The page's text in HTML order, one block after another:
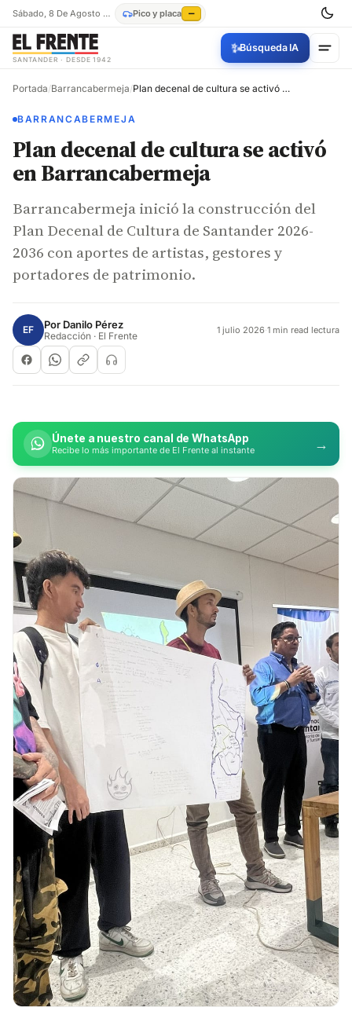
Sábado, 8 De Agosto De 2026 Pico y placa —
SANTANDER · DESDE 1942
✨Búsqueda IA
Portada/Barrancabermeja/ Plan decenal de cultura se activó en Barrancabermeja
BARRANCABERMEJA
Plan decenal de cultura se activó
en Barrancabermeja
Barrancabermeja inició la construcción del
Plan Decenal de Cultura de Santander 2026-
2036 con aportes de artistas, gestores y
portadores de patrimonio.
EF Por Danilo Pérez
Redacción · El Frente 1 julio 2026·1 min read lectura
Únete a nuestro canal de WhatsApp
Recibe lo más importante de El Frente al instante →